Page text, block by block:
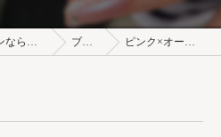
富山県富山市のネイルサロンならNail REVE ブログ ピンク×オーロラ♡